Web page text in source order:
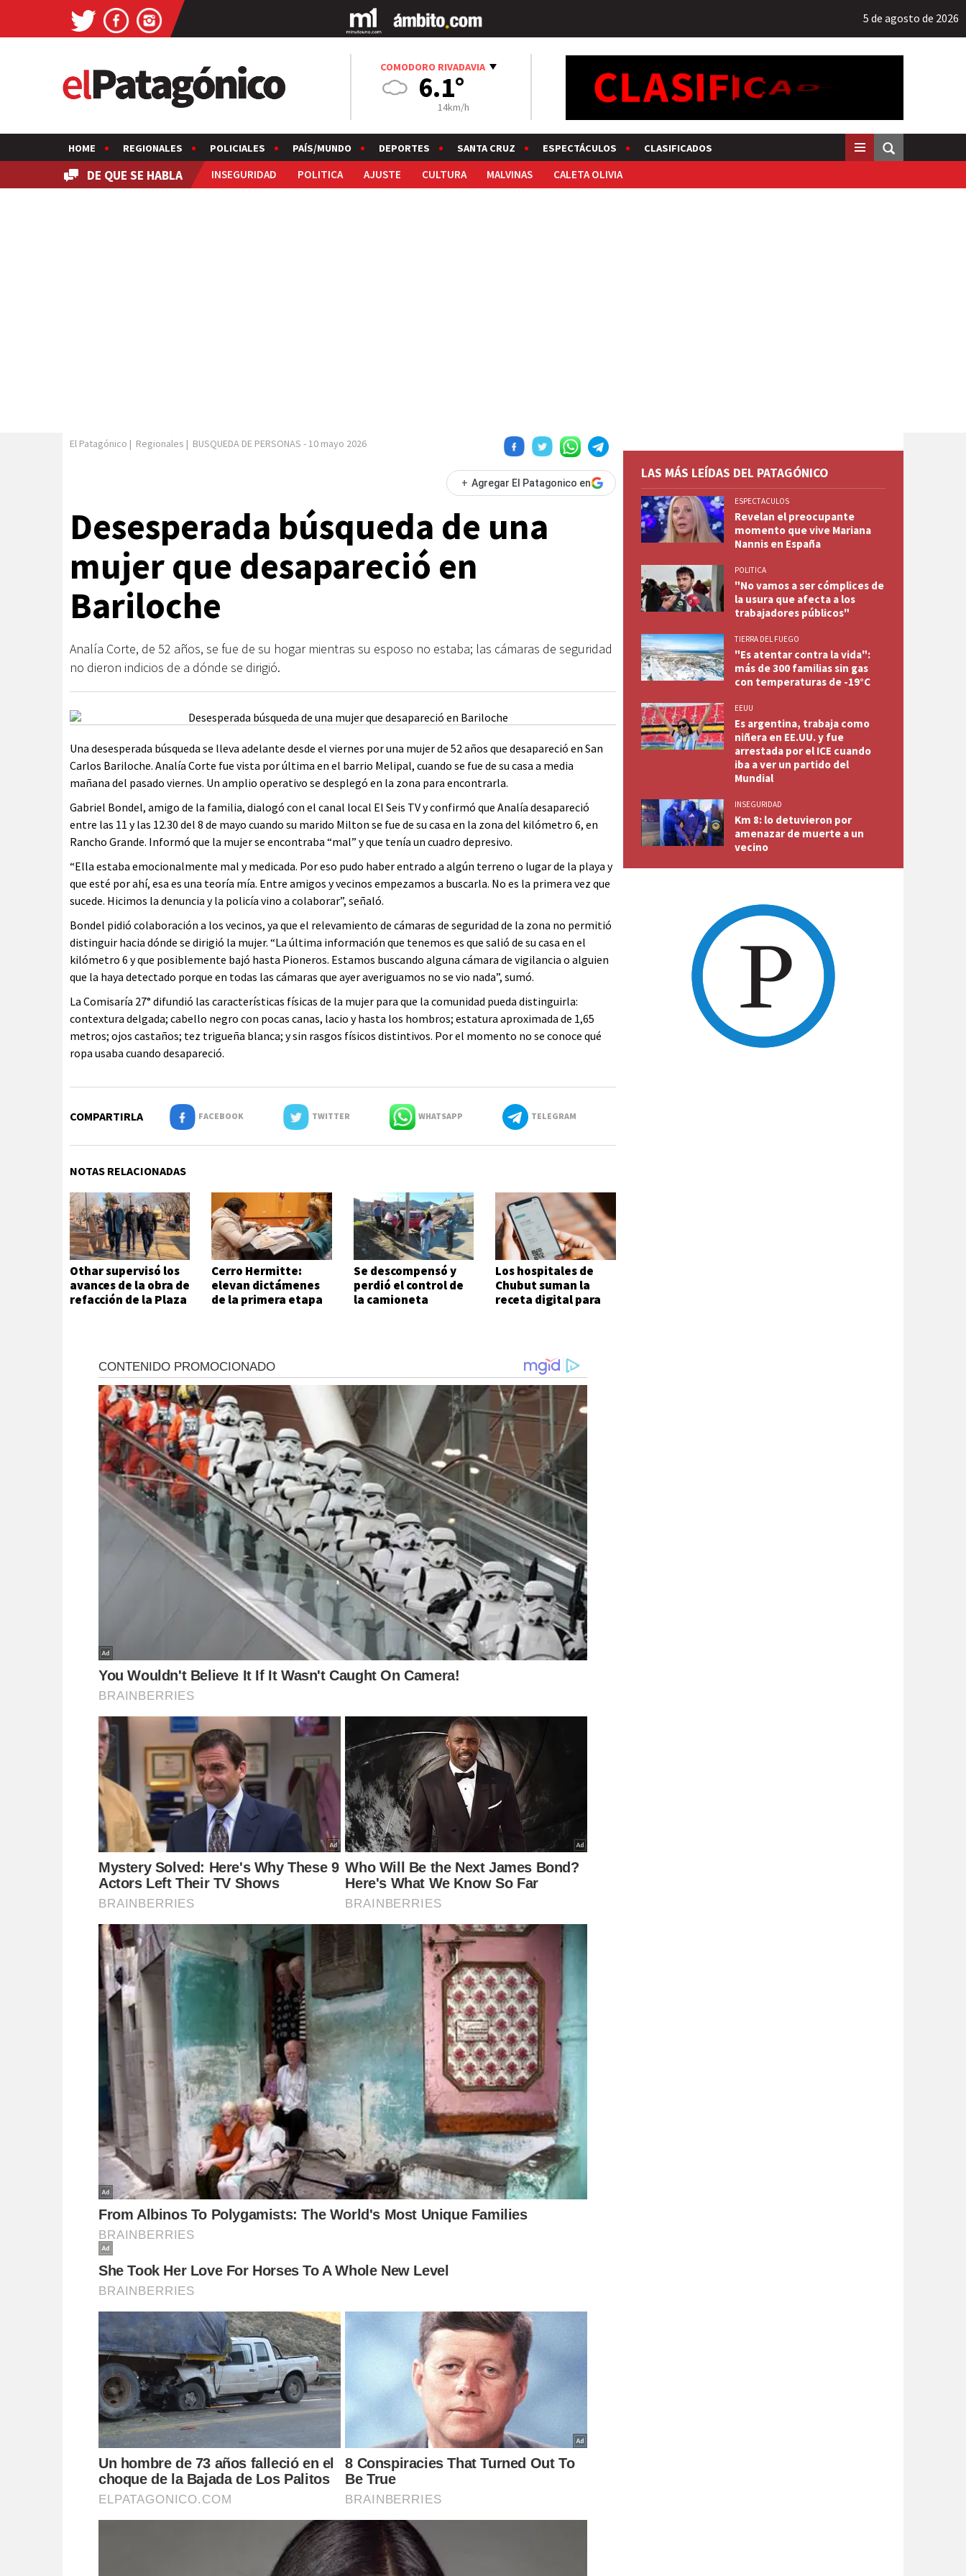
5 de agosto de 2026
COMODORO RIVADAVIA
6.1°
14km/h
HOME REGIONALES POLICIALES PAÍS/MUNDO DEPORTES SANTA CRUZ ESPECTÁCULOS CLASIFICADOS
DE QUE SE HABLA INSEGURIDAD POLITICA AJUSTE CULTURA MALVINAS CALETA OLIVIA
El Patagónico | Regionales | BUSQUEDA DE PERSONAS - 10 mayo 2026
+ Agregar El Patagonico en
Desesperada búsqueda de una
mujer que desapareció en
Bariloche
Analía Corte, de 52 años, se fue de su hogar mientras su esposo no estaba; las cámaras de seguridad
no dieron indicios de a dónde se dirigió.
Una desesperada búsqueda se lleva adelante desde el viernes por una mujer de 52 años que desapareció en San
Carlos Bariloche. Analía Corte fue vista por última en el barrio Melipal, cuando se fue de su casa a media
mañana del pasado viernes. Un amplio operativo se desplegó en la zona para encontrarla.
Gabriel Bondel, amigo de la familia, dialogó con el canal local El Seis TV y confirmó que Analía desapareció
entre las 11 y las 12.30 del 8 de mayo cuando su marido Milton se fue de su casa en la zona del kilómetro 6, en
Rancho Grande. Informó que la mujer se encontraba “mal” y que tenía un cuadro depresivo.
“Ella estaba emocionalmente mal y medicada. Por eso pudo haber entrado a algún terreno o lugar de la playa y
que esté por ahí, esa es una teoría mía. Entre amigos y vecinos empezamos a buscarla. No es la primera vez que
sucede. Hicimos la denuncia y la policía vino a colaborar”, señaló.
Bondel pidió colaboración a los vecinos, ya que el relevamiento de cámaras de seguridad de la zona no permitió
distinguir hacia dónde se dirigió la mujer. “La última información que tenemos es que salió de su casa en el
kilómetro 6 y que posiblemente bajó hasta Pioneros. Estamos buscando alguna cámara de vigilancia o alguien
que la haya detectado porque en todas las cámaras que ayer averiguamos no se vio nada”, sumó.
La Comisaría 27° difundió las características físicas de la mujer para que la comunidad pueda distinguirla:
contextura delgada; cabello negro con pocas canas, lacio y hasta los hombros; estatura aproximada de 1,65
metros; ojos castaños; tez trigueña blanca; y sin rasgos físicos distintivos. Por el momento no se conoce qué
ropa usaba cuando desapareció.
COMPARTIRLA FACEBOOK TWITTER WHATSAPP TELEGRAM
NOTAS RELACIONADAS
Othar supervisó los
avances de la obra de
refacción de la Plaza
Cerro Hermitte:
elevan dictámenes
de la primera etapa
Se descompensó y
perdió el control de
la camioneta
Los hospitales de
Chubut suman la
receta digital para
LAS MÁS LEÍDAS DEL PATAGÓNICO
ESPECTACULOS
Revelan el preocupante
momento que vive Mariana
Nannis en España
POLITICA
"No vamos a ser cómplices de
la usura que afecta a los
trabajadores públicos"
TIERRA DEL FUEGO
"Es atentar contra la vida":
más de 300 familias sin gas
con temperaturas de -19°C
EEUU
Es argentina, trabaja como
niñera en EE.UU. y fue
arrestada por el ICE cuando
iba a ver un partido del
Mundial
INSEGURIDAD
Km 8: lo detuvieron por
amenazar de muerte a un
vecino